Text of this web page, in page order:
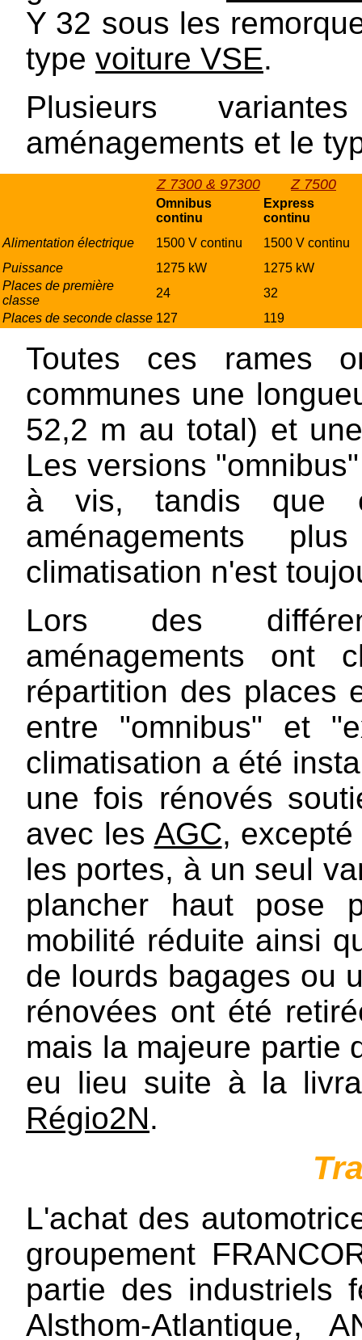
Y 32 sous les
type voiture VSE.
Plusieurs
aménagements et le
Z 7300 & 97300 Z 7500
Omnibus
continu
Express
continu
Alimentation électrique
1500 V continu
1500 V continu
Puissance
1275 kW
1275 kW
Places de première
classe
24
32
Places de seconde classe 127 119
Toutes ces rames
communes une
52,2 m au total) et
Les versions
à vis, tandis que
aménagements
climatisation n'est
Lors des
aménagements ont
répartition des places
entre "omnibus" et
climatisation a été
une fois rénovés
avec les AGC,
les portes, à un seul
plancher haut pose
mobilité réduite ainsi
de lourds bagages ou
rénovées ont été
mais la majeure partie
eu lieu suite à la
Régio2N.
L'achat des
groupement
partie des industriels
Alsthom-Atlantique,